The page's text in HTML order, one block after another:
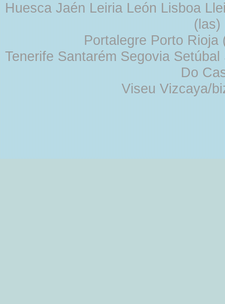
Huesca Jaén Leiria León Lisboa
Portalegre Porto
Tenerife Santarém Segovia
Do
Viseu Vizcaya/